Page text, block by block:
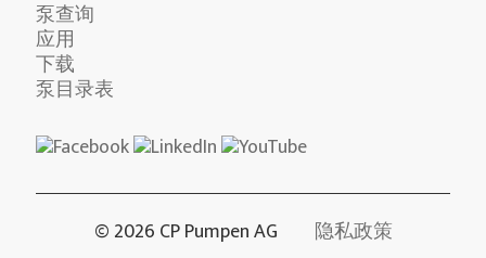
泵查询
应用
下载
泵目录表
© 2026 CP Pumpen AG
隐私政策